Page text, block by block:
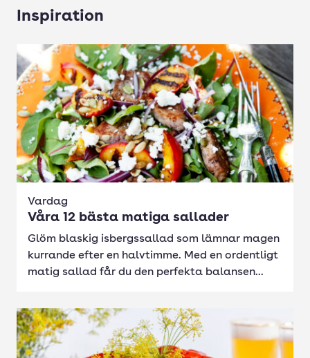
Inspiration
Vardag
Våra 12 bästa matiga sallader
Glöm blaskig isbergssallad som lämnar magen
kurrande efter en halvtimme. Med en ordentligt
matig sallad får du den perfekta balansen...